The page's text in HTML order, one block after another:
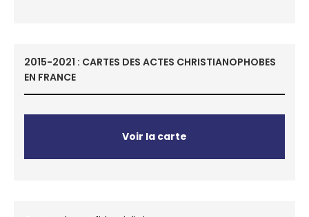
2015-2021 : CARTES DES ACTES CHRISTIANOPHOBES
EN FRANCE
Voir la carte